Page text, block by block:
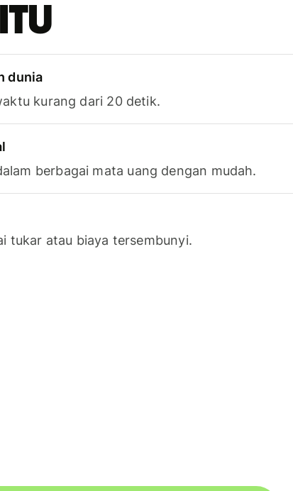
dunia
kurang dari 20 detik.
berbagai mata uang dengan mudah.
tukar atau biaya tersembunyi.